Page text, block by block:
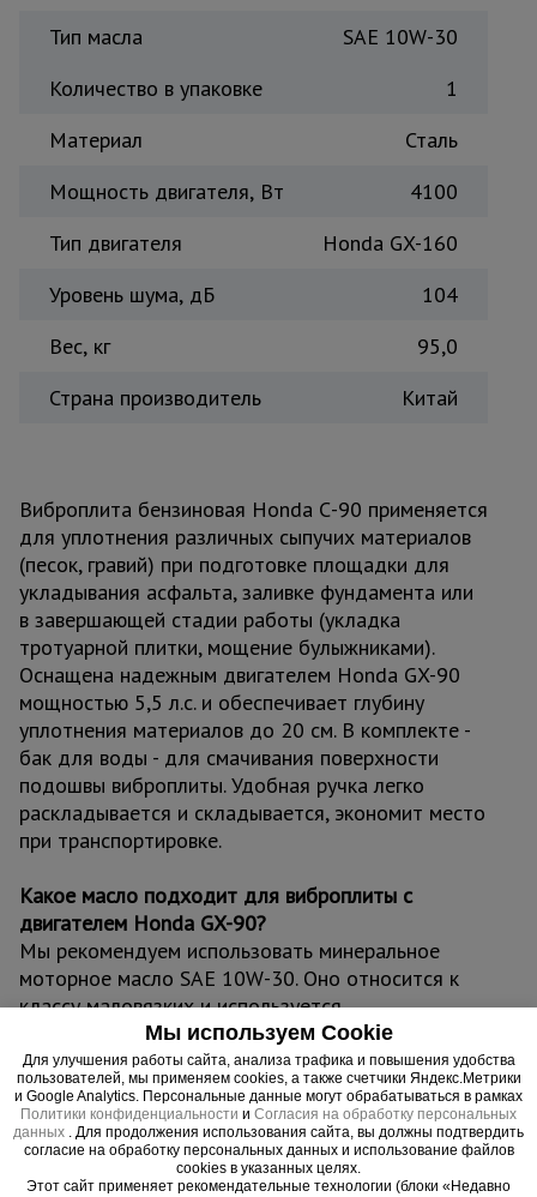
Тип масла
SAE 10W-30
Количество в упаковке
1
Материал
Сталь
Мощность двигателя, Вт
4100
Тип двигателя
Honda GX-160
Уровень шума, дБ
104
Вес, кг
95,0
Страна производитель
Китай
Виброплита бензиновая Honda С-90 применяется
для уплотнения различных сыпучих материалов
(песок, гравий) при подготовке площадки для
укладывания асфальта, заливке фундамента или
в завершающей стадии работы (укладка
тротуарной плитки, мощение булыжниками).
Оснащена надежным двигателем Honda GX-90
мощностью 5,5 л.с. и обеспечивает глубину
уплотнения материалов до 20 см. В комплекте -
бак для воды - для смачивания поверхности
подошвы виброплиты. Удобная ручка легко
раскладывается и складывается, экономит место
при транспортировке.
Какое масло подходит для виброплиты с
двигателем Honda GX-90?
Мы рекомендуем использовать минеральное
моторное масло SAE 10W-30. Оно относится к
классу маловязких и используется
преимущественно в умеренном климате. Первую
замену масла в двигателе рекомендуется
проводить после 20 часов (первый месяц)
суммарной работы. Дальнейшее обслуживание и
замена масла должны проводиться после
каждых 100 часов (6 месяцев) эксплуатации.
Мы используем Cookie
Для улучшения работы сайта, анализа трафика и повышения удобства
пользователей, мы применяем cookies, а также счетчики Яндекс.Метрики
и Google Analytics. Персональные данные могут обрабатываться в рамках
Политики конфиденциальности и Согласия на обработку персональных
данных . Для продолжения использования сайта, вы должны подтвердить
согласие на обработку персональных данных и использование файлов
cookies в указанных целях.
Этот сайт применяет рекомендательные технологии (блоки «Недавно